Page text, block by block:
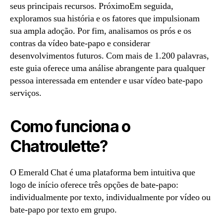
seus principais recursos. PróximoEm seguida,
exploramos sua história e os fatores que impulsionam
sua ampla adoção. Por fim, analisamos os prós e os
contras da vídeo bate-papo e considerar
desenvolvimentos futuros. Com mais de 1.200 palavras,
este guia oferece uma análise abrangente para qualquer
pessoa interessada em entender e usar vídeo bate-papo
serviços.
Como funciona o
Chatroulette?
O Emerald Chat é uma plataforma bem intuitiva que
logo de início oferece três opções de bate-papo:
individualmente por texto, individualmente por vídeo ou
bate-papo por texto em grupo.